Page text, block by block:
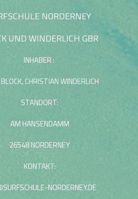
NORDERNEY
UND WINDERLICH GBR
INHABER :
CHRISTIAN WINDERLICH
STANDORT:
AM HANSENDAMM
26548 NORDERNEY
KONTAKT:
NORDERNEY.DE